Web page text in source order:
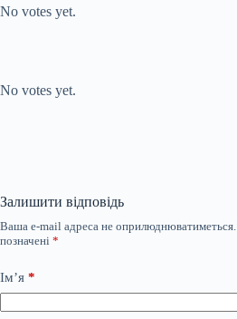
No votes yet.
No votes yet.
Залишити відповідь
Ваша e-mail адреса не оприлюднюватиметься.
позначені *
Ім’я *